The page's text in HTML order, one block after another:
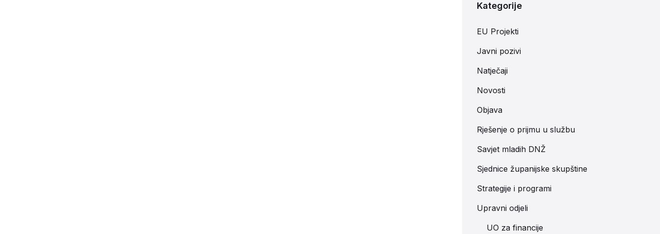
Kategorije
EU Projekti
Javni pozivi
Natječaji
Novosti
Objava
Rješenje o prijmu u službu
Savjet mladih DNŽ
Sjednice županijske skupštine
Strategije i programi
Upravni odjeli
UO za financije